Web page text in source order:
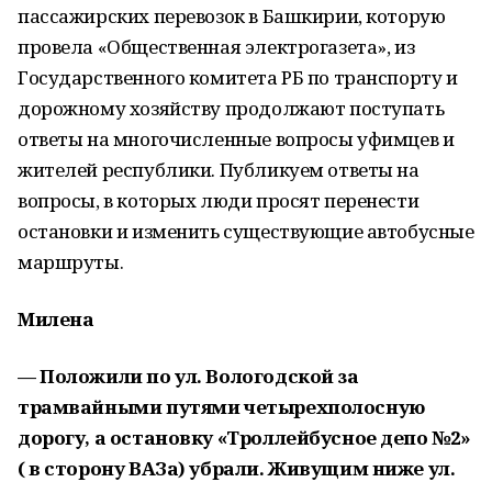
пассажирских перевозок в Башкирии, которую
провела «Общественная электрогазета», из
Государственного комитета РБ по транспорту и
дорожному хозяйству продолжают поступать
ответы на многочисленные вопросы уфимцев и
жителей республики. Публикуем ответы на
вопросы, в которых люди просят перенести
остановки и изменить существующие автобусные
маршруты.
Милена
— Положили по ул. Вологодской за
трамвайными путями четырехполосную
дорогу, а остановку «Троллейбусное депо №2»
( в сторону ВАЗа) убрали. Живущим ниже ул.